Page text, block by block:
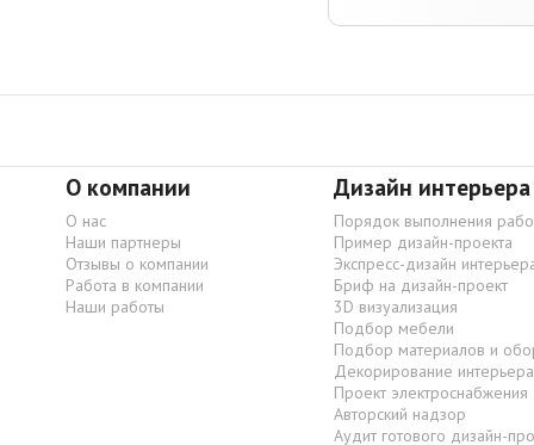
О компании
О нас
Наши партнеры
Отзывы о компании
Работа в компании
Наши работы
Дизайн интерьера
Порядок выполнения
Пример дизайн-проекта
Экспресс-дизайн
Бриф на дизайн-проект
3D визуализация
Подбор мебели
Подбор материалов и
Декорирование интерьера
Проект электроснабжения
Авторский надзор
Аудит готового дизайн-